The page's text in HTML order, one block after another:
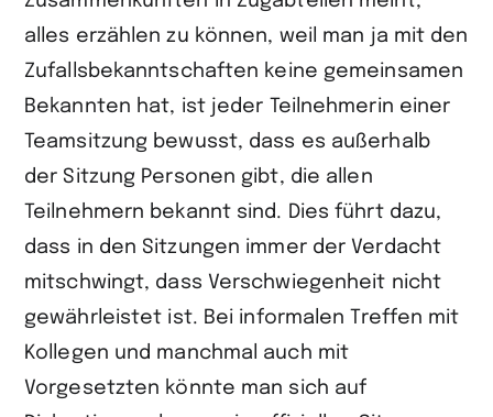
alles erzählen zu können, weil man ja mit den
Zufallsbekanntschaften keine gemeinsamen
Bekannten hat, ist jeder Teilnehmerin einer
Teamsitzung bewusst, dass es außerhalb
der Sitzung Personen gibt, die allen
Teilnehmern bekannt sind. Dies führt dazu,
dass in den Sitzungen immer der Verdacht
mitschwingt, dass Verschwiegenheit nicht
gewährleistet ist. Bei informalen Treffen mit
Kollegen und manchmal auch mit
Vorgesetzten könnte man sich auf